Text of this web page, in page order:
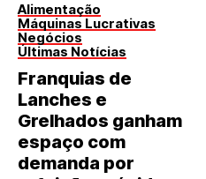
Alimentação
Máquinas Lucrativas
Negócios
Últimas Notícias
Franquias de
Lanches e
Grelhados ganham
espaço com
demanda por